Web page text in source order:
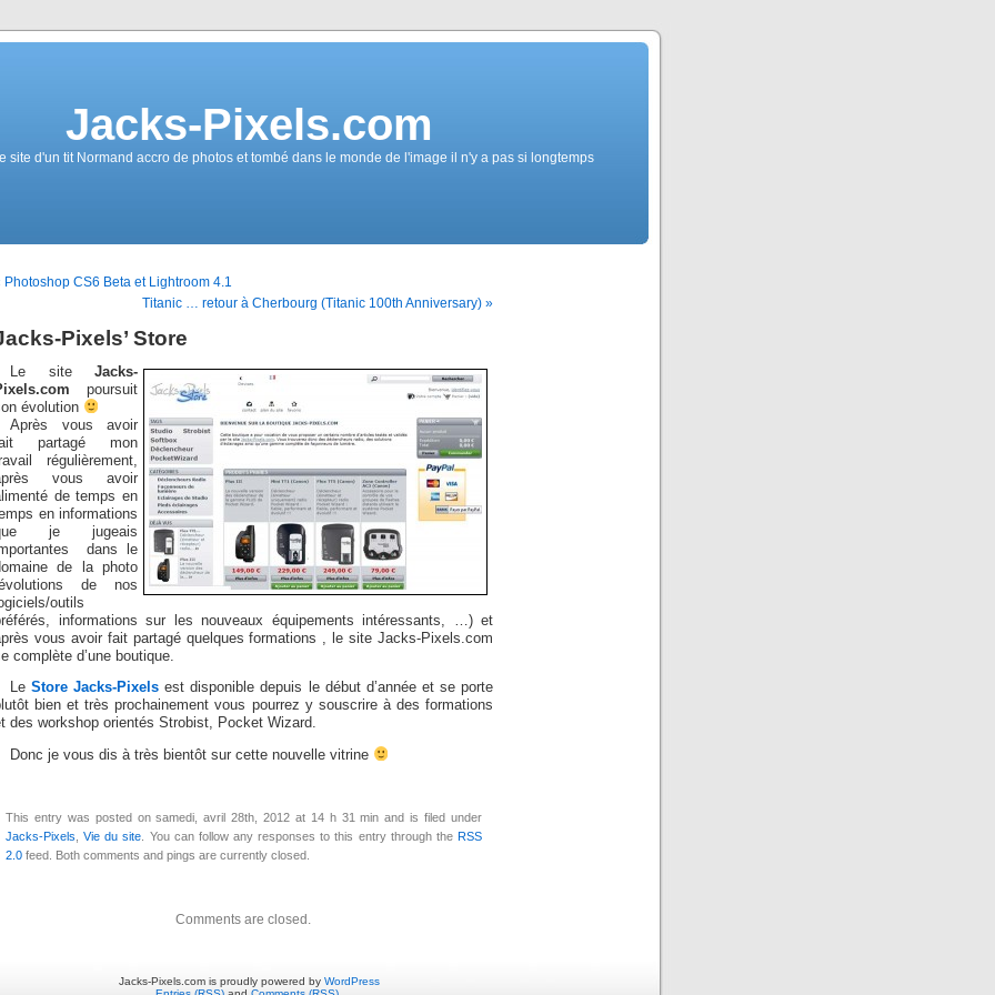
Jacks-Pixels.com
site d'un tit Normand accro de photos et tombé dans le monde de l'image il n'y a pas si longtemps
Photoshop CS6 Beta et Lightroom 4.1
Titanic … retour à Cherbourg (Titanic 100th Anniversary) »
Pixels’ Store
Le site Jacks-
poursuit
évolution
Après vous avoir
partagé mon
régulièrement,
vous avoir
de temps en
en informations
je jugeais
dans le
de la photo
de nos
outils
informations sur les nouveaux équipements intéressants, …) et
vous avoir fait partagé quelques formations , le site Jacks-Pixels.com
complète d’une boutique.
LeStore Jacks-Pixels est disponible depuis le début d’année et se porte
bien et très prochainement vous pourrez y souscrire à des formations
des workshop orientés Strobist, Pocket Wizard.
Donc je vous dis à très bientôt sur cette nouvelle vitrine
This entry was posted on samedi, avril 28th, 2012 at 14 h 31 min and is filed under
Jacks-Pixels ,Vie du site . You can follow any responses to this entry through theRSS
2.0 feed. Both comments and pings are currently closed.
Comments are closed.
Jacks-Pixels.com is proudly powered by WordPress